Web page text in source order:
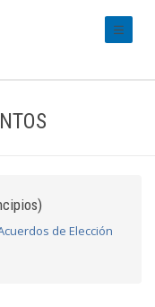
de Elección